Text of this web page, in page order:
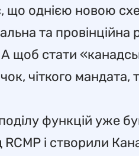
що однією новою
та провінційна
А щоб стати
чіткого мандата,
функцій уже
RCMP і створили